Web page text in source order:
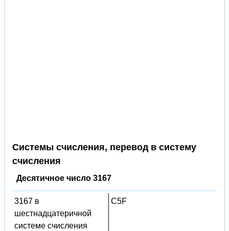
Системы счисления, перевод в систему
счисления
Десятичное число 3167
3167 в
шестнадцатеричной
системе счисления
C5F